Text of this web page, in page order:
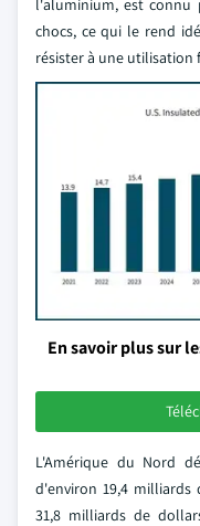
l'aluminium, est connu
chocs, ce qui le rend
résister à une utilisation
En savoir plus sur
L'Amérique du Nord
d'environ 19,4
31,8 milliards de